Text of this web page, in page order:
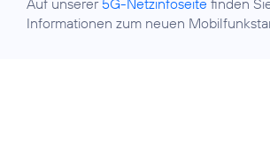
Auf unserer 5G-Netzinfoseite finden
Informationen zum neuen